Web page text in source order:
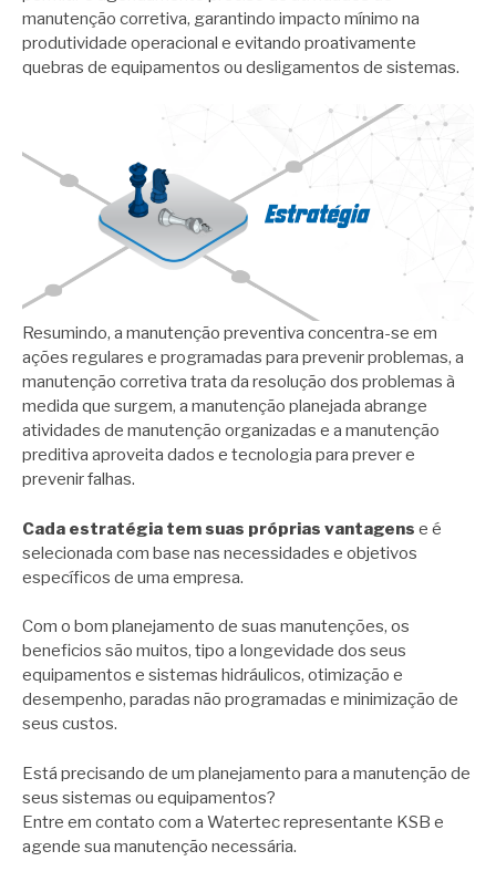
manutenção corretiva, garantindo impacto mínimo na
produtividade operacional e evitando proativamente
quebras de equipamentos ou desligamentos de sistemas.
Resumindo, a manutenção preventiva concentra-se em
ações regulares e programadas para prevenir problemas, a
manutenção corretiva trata da resolução dos problemas à
medida que surgem, a manutenção planejada abrange
atividades de manutenção organizadas e a manutenção
preditiva aproveita dados e tecnologia para prever e
prevenir falhas.
Cada estratégia tem suas próprias vantagens e é
selecionada com base nas necessidades e objetivos
específicos de uma empresa.
Com o bom planejamento de suas manutenções, os
beneficios são muitos, tipo a longevidade dos seus
equipamentos e sistemas hidráulicos, otimização e
desempenho, paradas não programadas e minimização de
seus custos.
Está precisando de um planejamento para a manutenção de
seus sistemas ou equipamentos?
Entre em contato com a Watertec representante KSB e
agende sua manutenção necessária.